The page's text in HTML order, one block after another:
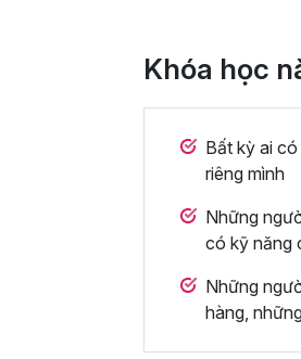
Khóa học
Bất kỳ ai
riêng mình
Những
có kỹ năng
Những
hàng,